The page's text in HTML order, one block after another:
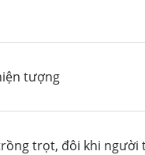
tượng
trọt, đôi khi người